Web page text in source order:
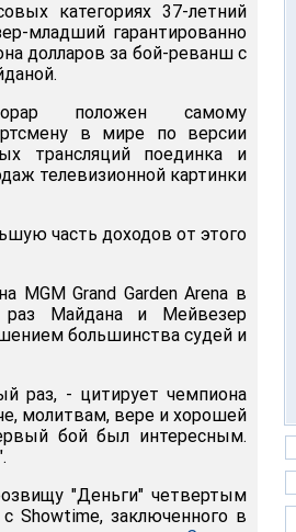
категориях 37-летний
младший гарантированно
долларов за бой-реванш с
положен самому
в мире по версии
трансляций поединка и
телевизионной картинки
часть доходов от этого
MGM Grand Garden Arena в
Майдана и Мейвезер
большинства судей и
раз, - цитирует чемпиона
молитвам, вере и хорошей
бой был интересным.
"Деньги" четвертым
Showtime, заключенного в